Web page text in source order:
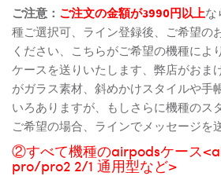
ご注意： ご注文の金額が3990円以上な
種ご選択可、ライン登録後、ご希望の
ください、こちらがご希望の機種によ
ケースを送りいたします、弊店がおま
がガラス素材、斜めかけスタイルや手
いろありますが、もしさらに機種のス
ご希望の場合、ラインでメッセージを
②すべて機種のairpodsケース
pro/pro2 2/1 通用型など>